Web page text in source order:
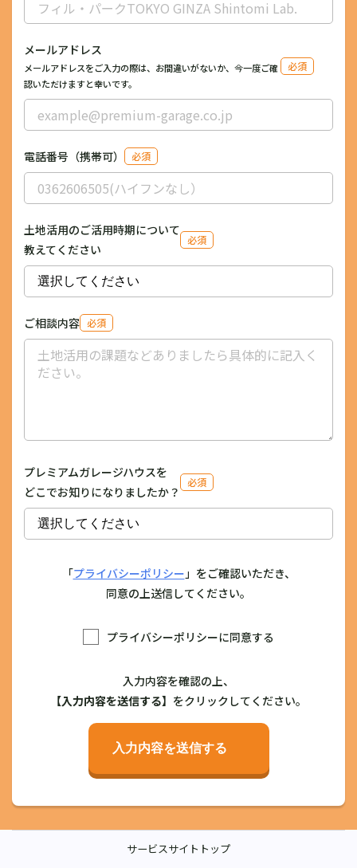
必須
メールアドレス
メールアドレスをご入力の際は、お間違いがないか、今一度ご確
認いただけますと幸いです。
必須
電話番号（携帯可）
必須
土地活用のご活用時期について
教えてください
必須
ご相談内容
必須
プレミアムガレージハウスを
どこでお知りになりましたか？
「プライバシーポリシー 」をご確認いただき、
同意の上送信してください。
プライバシーポリシーに同意する
入力内容を確認の上、
【入力内容を送信する】 をクリックしてください。
入力内容を送信する
サービスサイトトップ